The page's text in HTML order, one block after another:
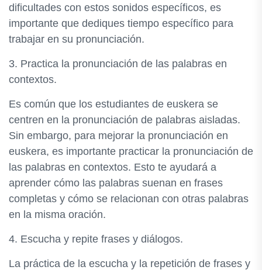
dificultades con estos sonidos específicos, es
importante que dediques tiempo específico para
trabajar en su pronunciación.
3. Practica la pronunciación de las palabras en
contextos.
Es común que los estudiantes de euskera se
centren en la pronunciación de palabras aisladas.
Sin embargo, para mejorar la pronunciación en
euskera, es importante practicar la pronunciación de
las palabras en contextos. Esto te ayudará a
aprender cómo las palabras suenan en frases
completas y cómo se relacionan con otras palabras
en la misma oración.
4. Escucha y repite frases y diálogos.
La práctica de la escucha y la repetición de frases y